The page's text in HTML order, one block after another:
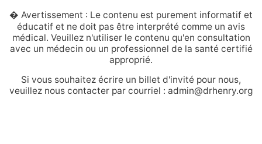
� Avertissement : Le contenu est purement informatif et
éducatif et ne doit pas être interprété comme un avis
médical. Veuillez n'utiliser le contenu qu'en consultation
avec un médecin ou un professionnel de la santé certifié
approprié.
Si vous souhaitez écrire un billet d'invité pour nous,
veuillez nous contacter par courriel : admin@drhenry.org